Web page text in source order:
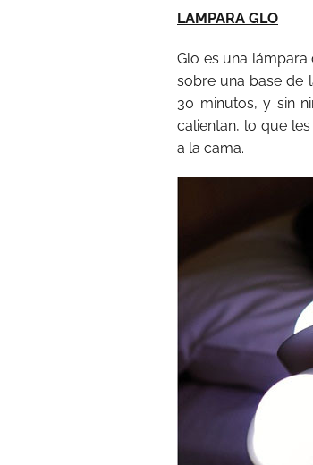
LAMPARA GLO
Glo es una
sobre una base de
30 minutos, y sin
calientan, lo que
a la cama.